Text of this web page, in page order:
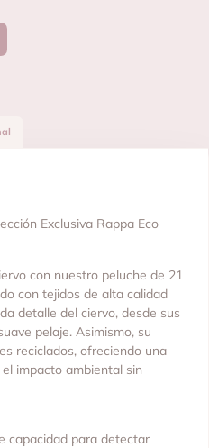
Exclusiva Rappa Eco
con nuestro peluche de 21
con tejidos de alta calidad
detalle del ciervo, desde sus
pelaje. Asimismo, su
reciclados, ofreciendo una
impacto ambiental sin
capacidad para detectar